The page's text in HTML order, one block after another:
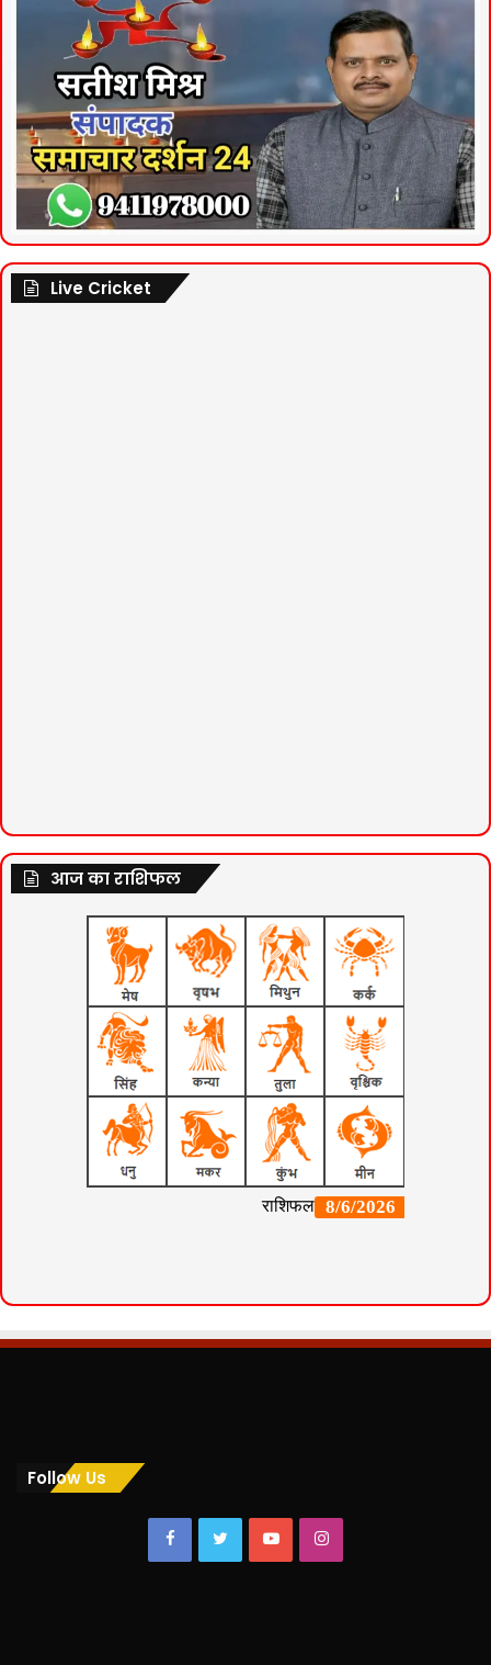
Live Cricket
आज का राशिफल
Follow Us
FacebookTwitterYouTubeInstagram